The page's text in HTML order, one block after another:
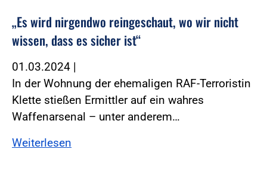
„Es wird nirgendwo reingeschaut, wo wir nicht
wissen, dass es sicher ist“
01.03.2024 |
In der Wohnung der ehemaligen RAF-Terroristin
Klette stießen Ermittler auf ein wahres
Waffenarsenal – unter anderem…
Weiterlesen